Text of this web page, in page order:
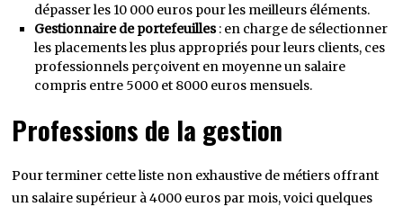
dépasser les 10 000 euros pour les meilleurs éléments.
Gestionnaire de portefeuilles: en charge de sélectionner
les placements les plus appropriés pour leurs clients, ces
professionnels perçoivent en moyenne un salaire
compris entre 5000 et 8000 euros mensuels.
Professions de la gestion
Pour terminer cette liste non exhaustive de métiers offrant
un salaire supérieur à 4000 euros par mois, voici quelques